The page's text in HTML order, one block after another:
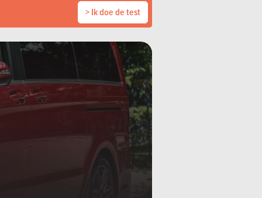
> Ik doe de test